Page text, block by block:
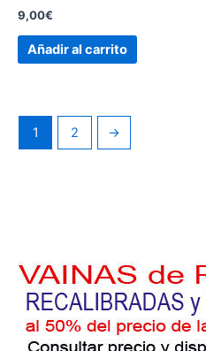
9,00€
Añadir al carrito
1 2 →